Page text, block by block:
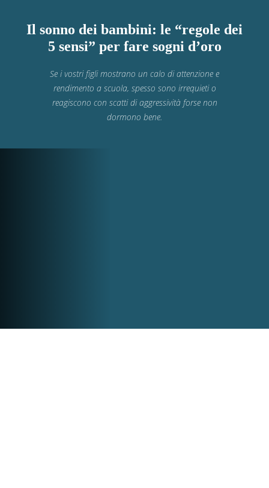
Il sonno dei bambini: le “regole dei
5 sensi” per fare sogni d’oro
Se i vostri figli mostrano un calo di attenzione e
rendimento a scuola, spesso sono irrequieti o
reagiscono con scatti di aggressività forse non
dormono bene.